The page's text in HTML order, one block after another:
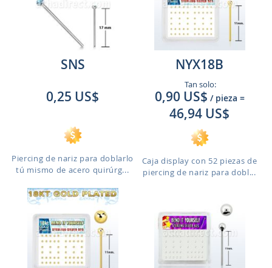
SNS
0,25 US$
Piercing de nariz para doblarlo
tú mismo de acero quirúrg...
NYX18B
Tan solo:
0,90 US$ / pieza =
46,94 US$
Caja display con 52 piezas de
piercing de nariz para dobl...